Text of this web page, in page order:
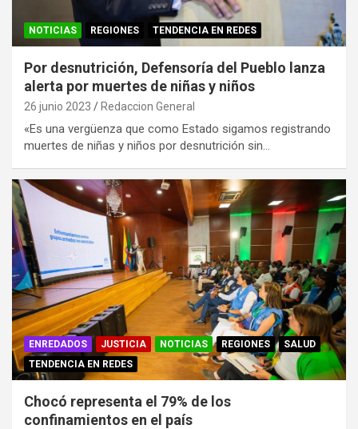
NOTICIAS REGIONES TENDENCIA EN REDES
Por desnutrición, Defensoría del Pueblo lanza
alerta por muertes de niñas y niños
26 junio 2023 Redaccion General
«Es una vergüenza que como Estado sigamos registrando
muertes de niñas y niños por desnutrición sin…
ENREDADOS JUSTICIA NOTICIAS REGIONES
SALUD
TENDENCIA EN REDES
Chocó representa el 79% de los
confinamientos en el país